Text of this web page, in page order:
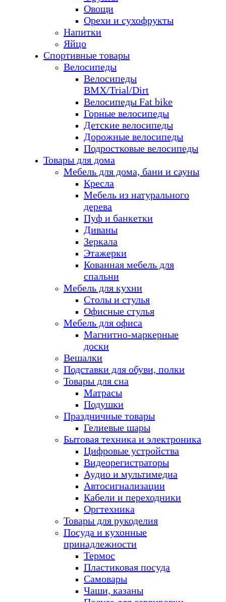
Овощи
Орехи и сухофрукты
Напитки
Яйцо
Спортивные товары
Велосипеды
Велосипеды
BMX/Trial/Dirt
Велосипеды Fat bike
Горные велосипеды
Детские велосипеды
Дорожные велосипеды
Подростковые велосипеды
Товары для дома
Мебель для дома, бани и сауны
Кресла
Мебель из натурального
дерева
Пуф и банкетки
Диваны
Зеркала
Этажерки
Кованная мебель для
спальни
Мебель для кухни
Столы и стулья
Офисные стулья
Мебель для офиса
Магнитно-маркерные
доски
Вешалки
Подставки для обуви, полки
Товары для сна
Матрасы
Подушки
Праздничные товары
Гелиевые шары
Бытовая техника и электроника
Цифровые устройства
Видеорегистраторы
Аудио и мультимедиа
Автосигнализации
Кабели и переходники
Оргтехника
Товары для рукоделия
Посуда и кухонные
принадлежности
Термос
Пластиковая посуда
Самовары
Чаши, казаны